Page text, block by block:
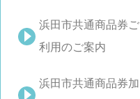
浜田市共通商品券ご
利用のご案内
浜田市共通商品券加